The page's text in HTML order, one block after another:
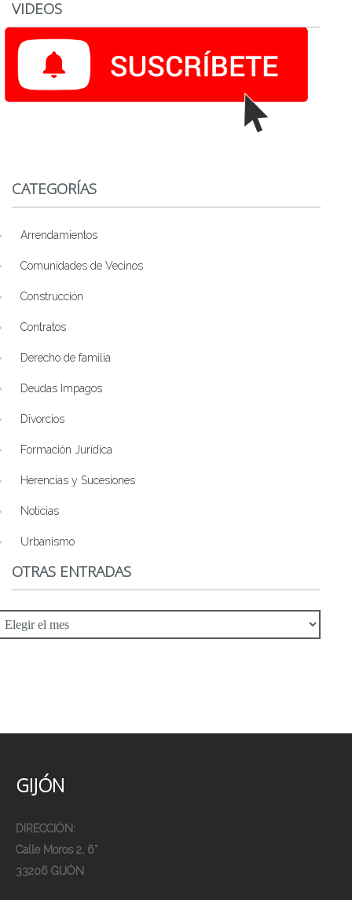
VIDEOS
CATEGORÍAS
Arrendamientos
Comunidades de Vecinos
Construcción
Contratos
Derecho de familia
Deudas Impagos
Divorcios
Formación Jurídica
Herencias y Sucesiones
Noticias
Urbanismo
OTRAS ENTRADAS
GIJÓN
DIRECCIÓN:
Calle Moros 2, 6°
33206 GIJÓN